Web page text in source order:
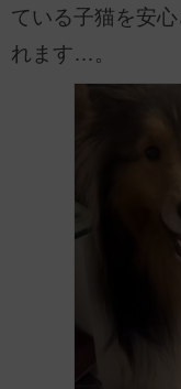
ている子猫を安
れます…。